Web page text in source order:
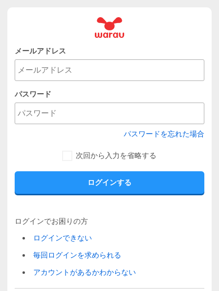
メールアドレス
パスワード
パスワードを忘れた場合
次回から入力を省略する
ログインでお困りの方
ログインできない
毎回ログインを求められる
アカウントがあるかわからない